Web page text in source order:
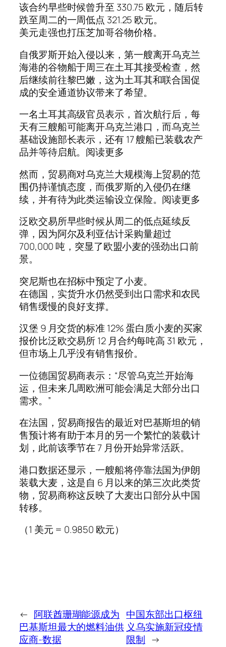
该合约早些时候曾升至 330.75 欧元，随后转
跌至周二的一周低点 321.25 欧元。
美元走强也打压芝加哥谷物价格。
自俄罗斯开始入侵以来，第一艘离开乌克兰
海港的谷物船于周三在土耳其接受检查，然
后继续前往黎巴嫩，这为土耳其和联合国促
成的安全通道协议带来了希望。
一名土耳其高级官员表示，首次航行后，每
天有三艘船可能离开乌克兰港口，而乌克兰
基础设施部长表示，还有 17 艘船已装载农产
品并等待启航。阅读更多
然而，贸易商对乌克兰大规模海上贸易的范
围仍持谨慎态度，而俄罗斯的入侵仍在继
续，并有待为此类运输设立保险。阅读更多
泛欧交易所早些时候从周二的低点延续反
弹，因为阿尔及利亚估计采购量超过
700,000 吨，突显了欧盟小麦的强劲出口前
景。
突尼斯也在招标中预定了小麦。
在德国，实货升水仍然受到出口需求和农民
销售缓慢的良好支撑。
汉堡 9 月交货的标准 12% 蛋白质小麦的买家
报价比泛欧交易所 12 月合约每吨高 31 欧元，
但市场上几乎没有销售报价。
一位德国贸易商表示：“尽管乌克兰开始海
运，但未来几周欧洲可能会满足大部分出口
需求。”
在法国，贸易商报告的最近对巴基斯坦的销
售预计将有助于本月的另一个繁忙的装载计
划，此前该季节在 7 月份开始异常活跃。
港口数据还显示，一艘船将停靠法国为伊朗
装载大麦，这是自 6 月以来的第三次此类货
物，贸易商称这反映了大麦出口部分从中国
转移。
（1 美元 = 0.9850 欧元）
← 阿联酋珊瑚能源成为
巴基斯坦最大的燃料油供
应商-数据
中国东部出口枢纽
义乌实施新冠疫情
限制 →